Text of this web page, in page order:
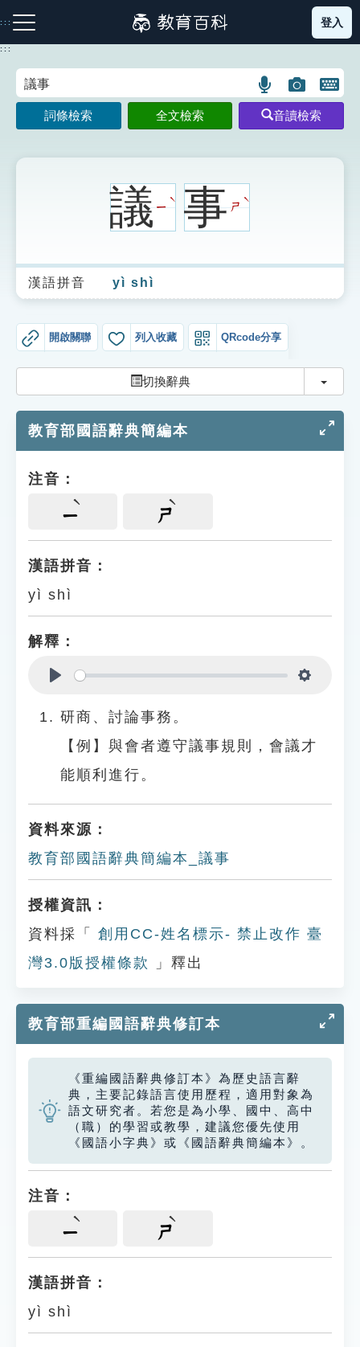
到
主
:::
注音索引圖示 筆畫索引圖示 部首索引表圖示
生字詞彙表
成語故事
索引選單
單字索引
遊戲專區
貓頭鷹博士
登入
:::
語
言
搜
圖
片
搜
開
鍵
圖
詞條檢索 全文檢索 音讀檢索
議ㄧ
ˋ 事ㄕ
ˋ
漢語拼音 yì shì
開啟關聯 列入收藏 QRcode分享
切換辭典 切換
教育部國語辭典簡編本
注音：
ㄧ ㄕ
漢語拼音：
yì shì
解釋：
研商、討論事務。
【例】與會者遵守議事規則，會議才
能順利進行。
資料來源：
教育部國語辭典簡編本_議事
授權資訊：
資料採「
創用CC-姓名標示- 禁止改作 臺
灣3.0版授權條款
」釋出
教育部重編國語辭典修訂本
《重編國語辭典修訂本》為歷史語言辭
典，主要記錄語言使用歷程，適用對象為
語文研究者。若您是為小學、國中、高中
（職）的學習或教學，建議您優先使用
《國語小字典》或《國語辭典簡編本》。
注音：
ㄧ ㄕ
漢語拼音：
yì shì